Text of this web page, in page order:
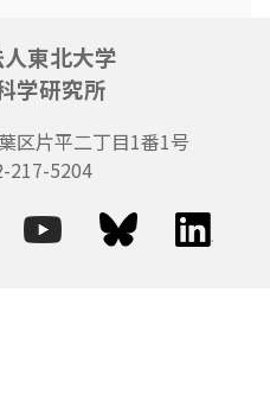
東北大学
学研究所
区片平二丁目1番1号
217-5204